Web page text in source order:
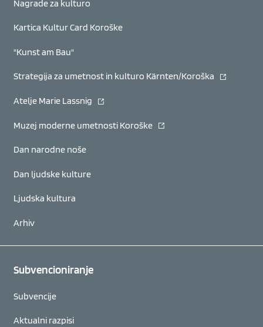
Nagrade za kulturo
Kartica Kultur Card Koroške
"Kunst am Bau"
Strategija za umetnost in kulturo Kärnten/Koroška (se odpre
Atelje Marie Lassnig (se odpre v novem oknu)
Muzej moderne umetnosti Koroške (se odpre v novem oknu)
Dan narodne noše
Dan ljudske kulture
Ljudska kultura
Arhiv
Subvencioniranje
Subvencije
Aktualni razpisi